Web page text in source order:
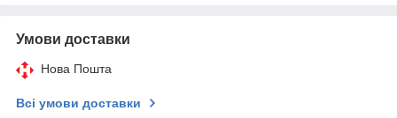
Умови доставки
Нова Пошта
Всі умови доставки